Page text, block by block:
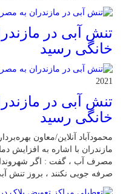
تنش آبی در
خانگی رسيد
2021
تنش آبی در
خانگی رسيد
محمودآباد آنلاین/معاون
مازندران با اشاره به افزایش
مصرف آب ، گفت : اگر
صرفه جویی نکنند ، بروز تنش